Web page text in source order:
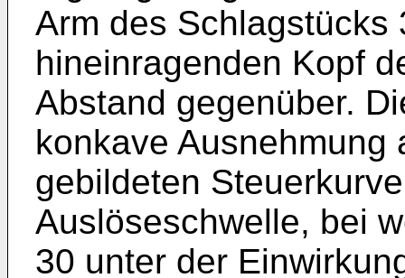
Arm des Schlagstücks
hineinragenden Kopf
Abstand gegenüber.
konkave Ausnehmung
gebildeten
Auslöseschwelle, bei
30 unter der